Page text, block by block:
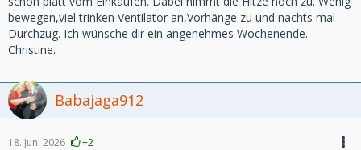
bewegen,viel trinken Ventilator an,Vorhänge zu und nachts mal
Durchzug. Ich wünsche dir ein angenehmes Wochenende.
Christine.
Babajaga912
18. Juni 2026 +2